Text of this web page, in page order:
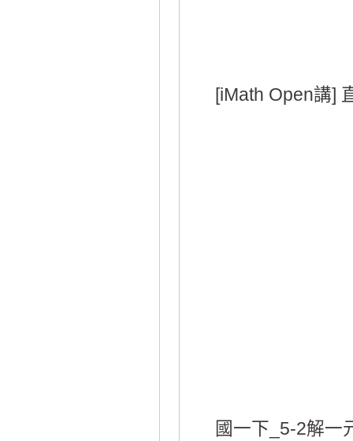
[iMath Open講]
國一下_5-2解一